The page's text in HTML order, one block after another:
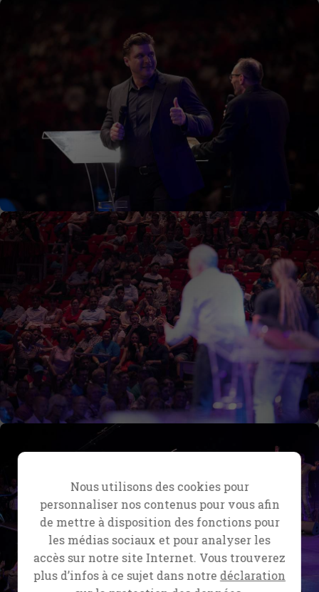
Nous utilisons des cookies pour
personnaliser nos contenus pour vous afin
de mettre à disposition des fonctions pour
les médias sociaux et pour analyser les
accès sur notre site Internet. Vous trouverez
plus d’infos à ce sujet dans notre déclaration